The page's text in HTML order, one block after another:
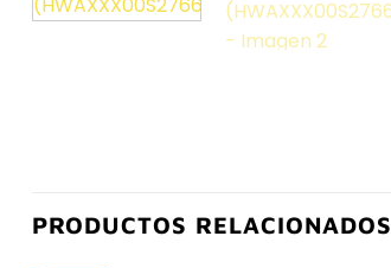
PRODUCTOS RELACIONADOS